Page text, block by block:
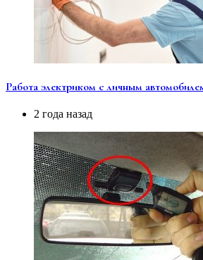
Работа электриком с личным
2 года назад